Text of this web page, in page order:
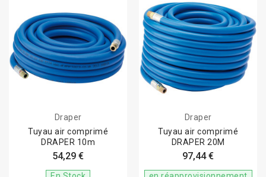
Draper
Tuyau air comprimé
DRAPER 10m
54,29 €
Draper
Tuyau air comprimé
DRAPER 20M
97,44 €